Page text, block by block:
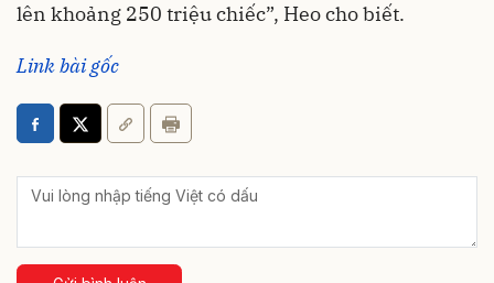
lên khoảng 250 triệu chiếc”, Heo cho biết.
Link bài gốc